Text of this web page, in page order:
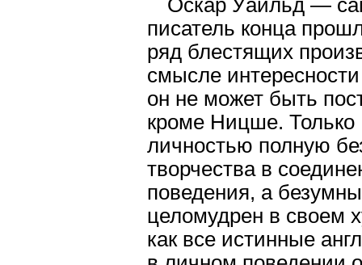
Оскар Уайльд —
писатель конца
ряд блестящих
смысле
он не может быть
кроме Ницше. Только
личностью полную
творчества в
поведения, а
целомудрен в своем
как все истинные